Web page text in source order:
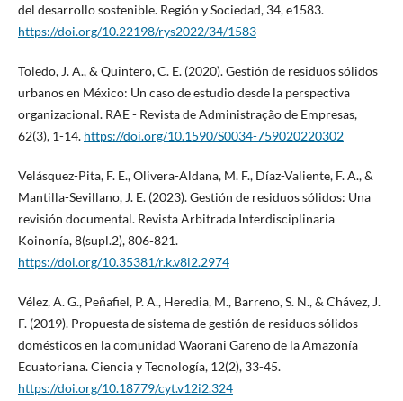
del desarrollo sostenible. Región y Sociedad, 34, e1583.
https://doi.org/10.22198/rys2022/34/1583
Toledo, J. A., & Quintero, C. E. (2020). Gestión de residuos sólidos
urbanos en México: Un caso de estudio desde la perspectiva
organizacional. RAE - Revista de Administração de Empresas,
62(3), 1-14. https://doi.org/10.1590/S0034-759020220302
Velásquez-Pita, F. E., Olivera-Aldana, M. F., Díaz-Valiente, F. A., &
Mantilla-Sevillano, J. E. (2023). Gestión de residuos sólidos: Una
revisión documental. Revista Arbitrada Interdisciplinaria
Koinonía, 8(supl.2), 806-821.
https://doi.org/10.35381/r.k.v8i2.2974
Vélez, A. G., Peñafiel, P. A., Heredia, M., Barreno, S. N., & Chávez, J.
F. (2019). Propuesta de sistema de gestión de residuos sólidos
domésticos en la comunidad Waorani Gareno de la Amazonía
Ecuatoriana. Ciencia y Tecnología, 12(2), 33-45.
https://doi.org/10.18779/cyt.v12i2.324